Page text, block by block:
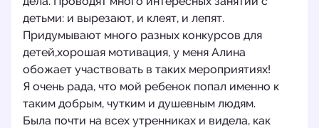
детьми: и вырезают, и клеят, и лепят.
Придумывают много разных конкурсов для
детей,хорошая мотивация, у меня Алина
обожает участвовать в таких мероприятиях!
Я очень рада, что мой ребенок попал именно к
таким добрым, чутким и душевным людям.
Была почти на всех утренниках и видела, как